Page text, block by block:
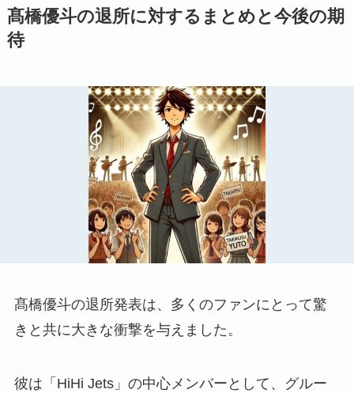
髙橋優斗の退所に対するまとめと今後の期
待
髙橋優斗の退所発表は、多くのファンにとって驚
きと共に大きな衝撃を与えました。
彼は「HiHi Jets」の中心メンバーとして、グルー